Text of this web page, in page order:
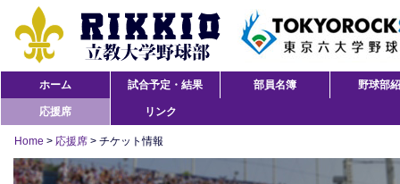
ホーム 試合予定・結果 部員名簿 野球部
応援席 リンク
Home > 応援席 > チケット情報